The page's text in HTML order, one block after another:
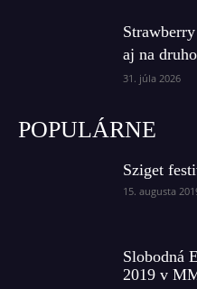
aj na
31. júla 2026
POPULÁRNE
Sziget
15. augusta
Slobodná
2019 v